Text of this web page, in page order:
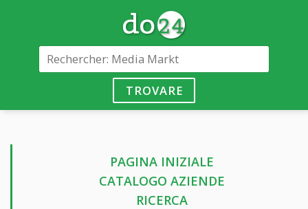
TROVARE
PAGINA INIZIALE
CATALOGO AZIENDE
RICERCA